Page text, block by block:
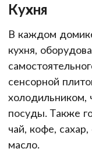
Кухня
В каждом
кухня,
сенсорной
холодильником,
посуды. Также
чай, кофе,
масло.